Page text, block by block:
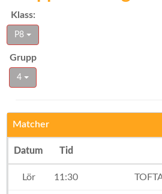
Klass:
P8
Grupp
4
Matcher
Datum Tid
Lör 11:30